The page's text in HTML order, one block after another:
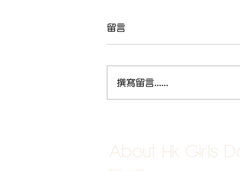
留言
撰寫留言......